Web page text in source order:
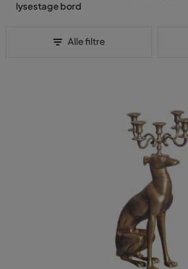
lysestage bord
Alle filtre